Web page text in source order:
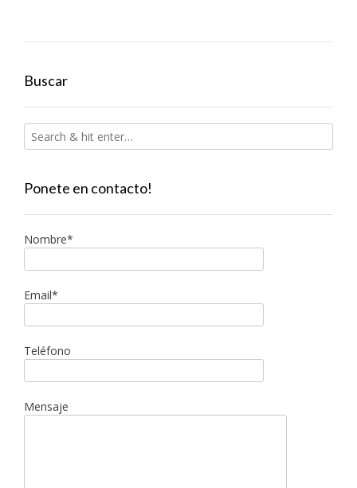
Buscar
Ponete en contacto!
Nombre*
Email*
Teléfono
Mensaje